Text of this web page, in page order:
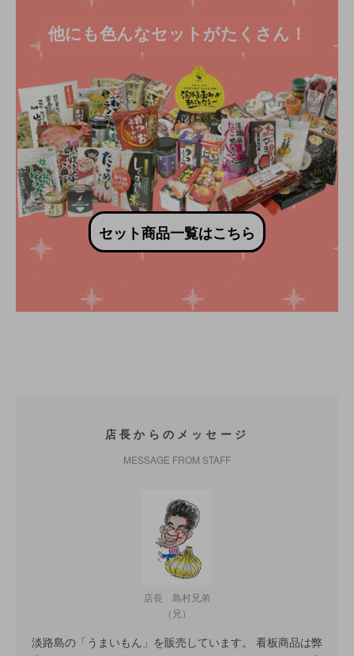
他にも色んなセットがたくさん！
セット商品一覧はこちら
店長からのメッセージ
MESSAGE FROM STAFF
店長 島村兄弟
（兄）
淡路島の「うまいもん」を販売しています。 看板商品は弊